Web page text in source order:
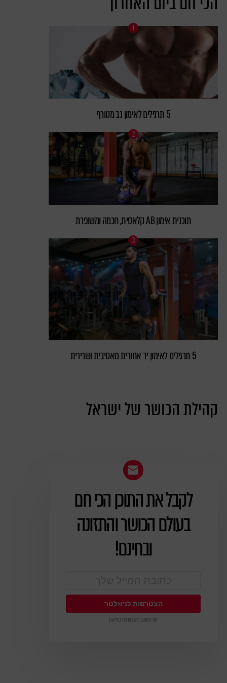
5 תרגילים לאימון גב מטורף
תוכנית אימון AB קלאסית, חכמה ומשופרת
5 תרגילים לאימון יד אחורית מאסיבית ושרירית
קהילת הכושר של ישראל
ניוזלטר
לקבל את התוכן הכי חם
בעולם הכושר והתזונה
ובחינם!
אל חשש, לא נשלח ספאם